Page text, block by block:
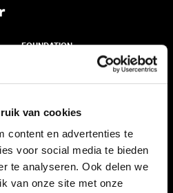
van cookies
content en advertenties te
voor social media te bieden
te analyseren. Ook delen we
van onze site met onze
FOUNDATION